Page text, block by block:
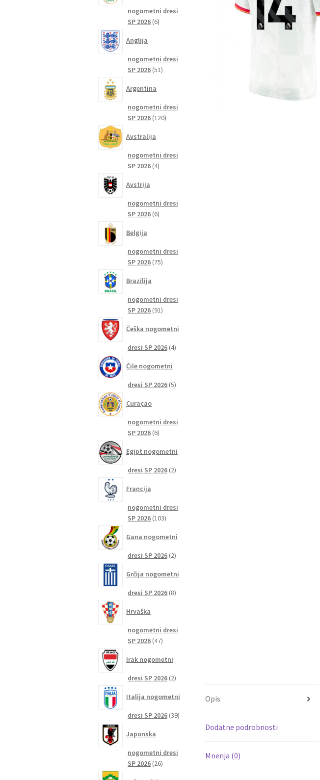
Opis
Dodatne podrobnosti
Mnenja (0)
nogometni dresi
SP 2026 66
Anglija
nogometni dresi
SP 2026 5151
Argentina
nogometni dresi
SP 2026 120120
Avstralija
nogometni dresi
SP 2026 44
Avstrija
nogometni dresi
SP 2026 66
Belgija
nogometni dresi
SP 2026 7575
Brazilija
nogometni dresi
SP 2026 9191
Češka nogometni
dresi SP 2026 44
Čile nogometni
dresi SP 2026 55
Curaçao
nogometni dresi
SP 2026 66
Egipt nogometni
dresi SP 2026 22
Francija
nogometni dresi
SP 2026 103103
Gana nogometni
dresi SP 2026 22
Grčija nogometni
dresi SP 2026 88
Hrvaška
nogometni dresi
SP 2026 4747
Irak nogometni
dresi SP 2026 22
Italija nogometni
dresi SP 2026 3939
Japonska
nogometni dresi
SP 2026 2626